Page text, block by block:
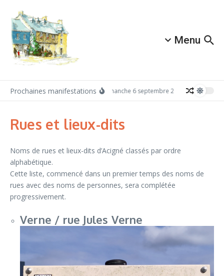
Menu
Prochaines manifestations Dimanche 6 septembre 2026:
Rues et lieux-dits
Noms de rues et lieux-dits d’Acigné classés par ordre
alphabétique.
Cette liste, commencé dans un premier temps des noms de
rues avec des noms de personnes, sera complétée
progressivement.
Verne / rue Jules Verne